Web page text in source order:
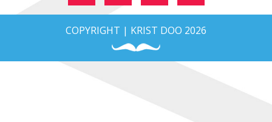
COPYRIGHT | KRIST DOO 2026